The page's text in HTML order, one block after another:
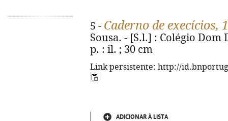
5 - Caderno de execícios,
Sousa. - [S.l.] : Colégio Dom
p. : il. ; 30 cm
Link persistente: http://
ADICIONAR À LISTA